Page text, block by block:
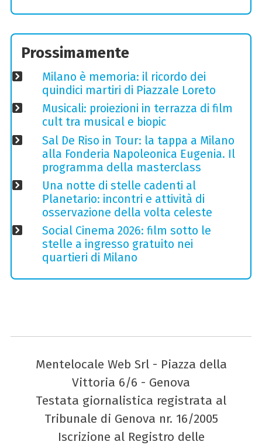
Prossimamente
Milano è memoria: il ricordo dei
quindici martiri di Piazzale Loreto
Musicali: proiezioni in terrazza di film
cult tra musical e biopic
Sal De Riso in Tour: la tappa a Milano
alla Fonderia Napoleonica Eugenia. Il
programma della masterclass
Una notte di stelle cadenti al
Planetario: incontri e attività di
osservazione della volta celeste
Social Cinema 2026: film sotto le
stelle a ingresso gratuito nei
quartieri di Milano
Mentelocale Web Srl - Piazza della
Vittoria 6/6 - Genova
Testata giornalistica registrata al
Tribunale di Genova nr. 16/2005
Iscrizione al Registro delle